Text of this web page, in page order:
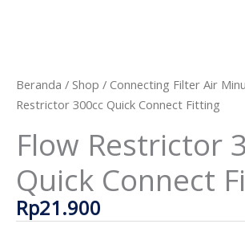
Beranda / Shop / Connecting Filter Air
Restrictor 300cc Quick Connect Fitting
Flow Restrictor
Quick Connect
Rp21.900
Restrictor
300cc
Connect
Fitting